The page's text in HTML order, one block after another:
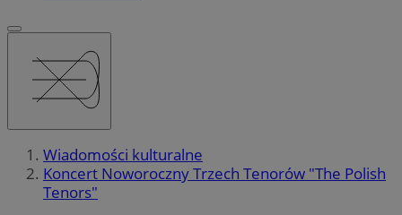
Wiadomości kulturalne
Koncert Noworoczny Trzech Tenorów "The Polish
Tenors"